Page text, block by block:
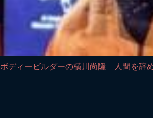
ボディービルダーの横川尚隆 人間を辞